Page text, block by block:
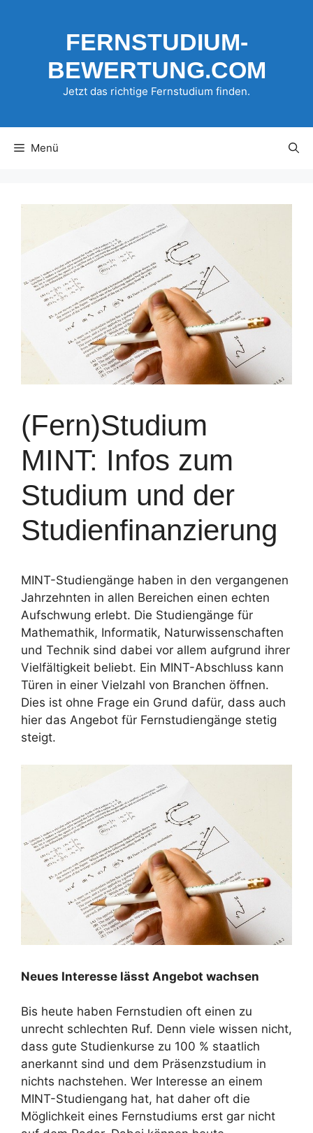
FERNSTUDIUM-
BEWERTUNG.COM
Jetzt das richtige Fernstudium finden.
Menü
(Fern)Studium
MINT: Infos zum
Studium und der
Studienfinanzierung
MINT-Studiengänge haben in den vergangenen
Jahrzehnten in allen Bereichen einen echten
Aufschwung erlebt. Die Studiengänge für
Mathemathik, Informatik, Naturwissenschaften
und Technik sind dabei vor allem aufgrund ihrer
Vielfältigkeit beliebt. Ein MINT-Abschluss kann
Türen in einer Vielzahl von Branchen öffnen.
Dies ist ohne Frage ein Grund dafür, dass auch
hier das Angebot für Fernstudiengänge stetig
steigt.
Neues Interesse lässt Angebot wachsen
Bis heute haben Fernstudien oft einen zu
unrecht schlechten Ruf. Denn viele wissen nicht,
dass gute Studienkurse zu 100 % staatlich
anerkannt sind und dem Präsenzstudium in
nichts nachstehen. Wer Interesse an einem
MINT-Studiengang hat, hat daher oft die
Möglichkeit eines Fernstudiums erst gar nicht